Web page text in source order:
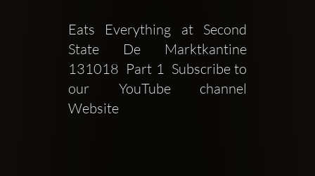
Eats Everything at Second
State De Marktkantine
131018  Part 1  Subscribe to
our YouTube channel
Website